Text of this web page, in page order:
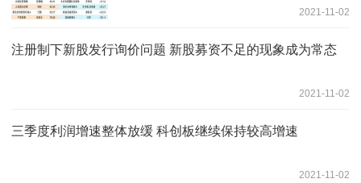
2021-11-02
注册制下新股发行询价问题 新股募资不足的现象成为常态
2021-11-02
三季度利润增速整体放缓 科创板继续保持较高增速
2021-11-02